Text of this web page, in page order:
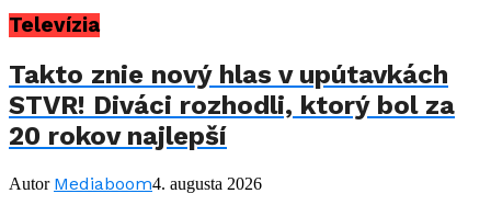
Televízia
Takto znie nový hlas v upútavkách
STVR! Diváci rozhodli, ktorý bol za
20 rokov najlepší
Autor Mediaboom4. augusta 2026